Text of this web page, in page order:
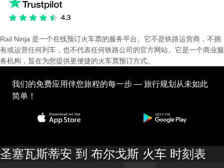
Rail Ninja 是一个在线预订火车票的服务平台。它不是铁路运营商，不拥
有或运营任何列车，也不代表任何铁路公司的官方网站。它是一个商业服
务机构，旨在为您提供更便捷的火车票预订方式。
我们的免费应用伴您旅程的每一步 — 旅行规划从未如此
简单！
圣塞瓦斯蒂安 到 布尔戈斯 火车 时刻表